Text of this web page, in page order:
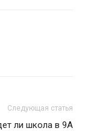
Следующая статья
ли школа в 9А